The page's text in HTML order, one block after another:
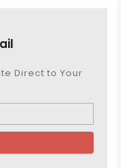
Direct to Your